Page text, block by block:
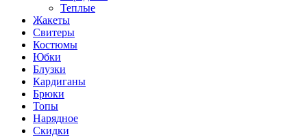
Теплые
Жакеты
Свитеры
Костюмы
Юбки
Блузки
Кардиганы
Брюки
Топы
Нарядное
Скидки